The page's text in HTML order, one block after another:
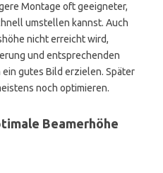
Montage oft geeigneter,
umstellen kannst. Auch
nicht erreicht wird,
und entsprechenden
gutes Bild erzielen. Später
noch optimieren.
Beamerhöhe